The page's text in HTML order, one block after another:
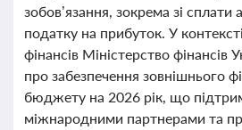
зобов’язання, зокрема зі сплати
податку на прибуток. У
фінансів Міністерство фінансів
про забезпечення зовнішнього
бюджету на 2026 рік, що
міжнародними партнерами та